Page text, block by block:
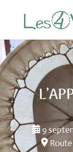
9
Route